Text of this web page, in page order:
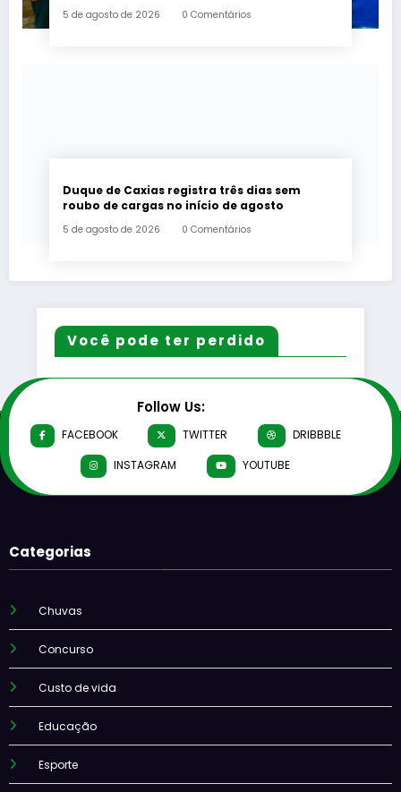
5 de agosto de 2026 0 Comentários
Duque de Caxias registra três dias sem
roubo de cargas no início de agosto
5 de agosto de 2026 0 Comentários
Você pode ter perdido
Follow Us:
FACEBOOK TWITTER
DRIBBBLE
INSTAGRAM
YOUTUBE
Categorias
Chuvas
Concurso
Custo de vida
Educação
Esporte